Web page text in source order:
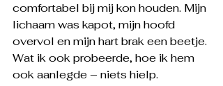
comfortabel bij mij kon houden. Mijn
lichaam was kapot, mijn hoofd
overvol en mijn hart brak een beetje.
Wat ik ook probeerde, hoe ik hem
ook aanlegde – niets hielp.